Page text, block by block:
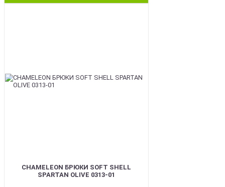
CHAMELEON БРЮКИ SOFT SHELL
SPARTAN OLIVE 0313-01